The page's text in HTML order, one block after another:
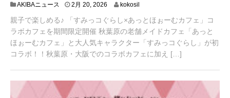
AKIBAニュース 2月 20, 2026
2
4
2
0
kokosil
親子で楽しめる♪ 「すみっコぐらし×あっとほぉーむカフェ」コ
ラボカフェを期間限定開催 秋葉原の老舗メイドカフェ「あっと
ほぉーむカフェ」と大人気キャラクター「すみっコぐらし」が初
コラボ！！秋葉原・大阪でのコラボカフェに加え […]